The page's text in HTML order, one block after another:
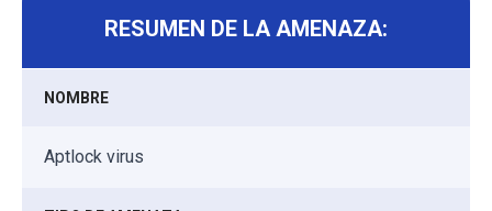
RESUMEN DE LA AMENAZA:
NOMBRE
Aptlock virus